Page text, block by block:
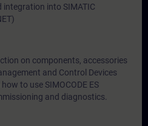
into SIMATIC
on components, accessories
and Control Devices
to use SIMOCODE ES
and diagnostics.